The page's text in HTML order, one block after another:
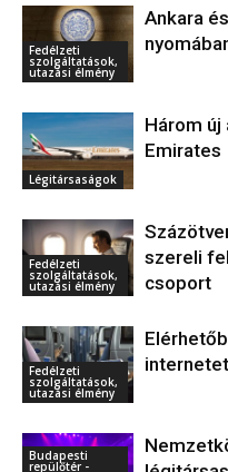
Fedélzeti
szolgáltatások,
utazási élmény
Ankara
Légitársaságok
Három új
Emirates
Fedélzeti
szolgáltatások,
utazási élmény
szereli
csoport
Fedélzeti
szolgáltatások,
utazási élmény
Budapesti
repülőtér -